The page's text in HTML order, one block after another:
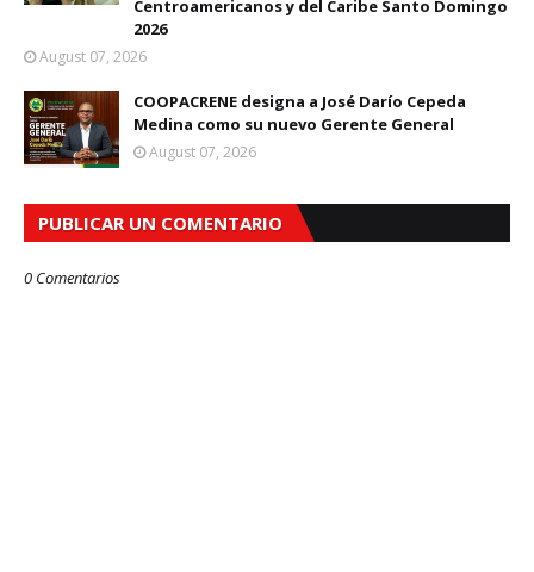
Centroamericanos y del Caribe Santo Domingo
2026
August 07, 2026
COOPACRENE designa a José Darío Cepeda
Medina como su nuevo Gerente General
August 07, 2026
PUBLICAR UN COMENTARIO
0 Comentarios